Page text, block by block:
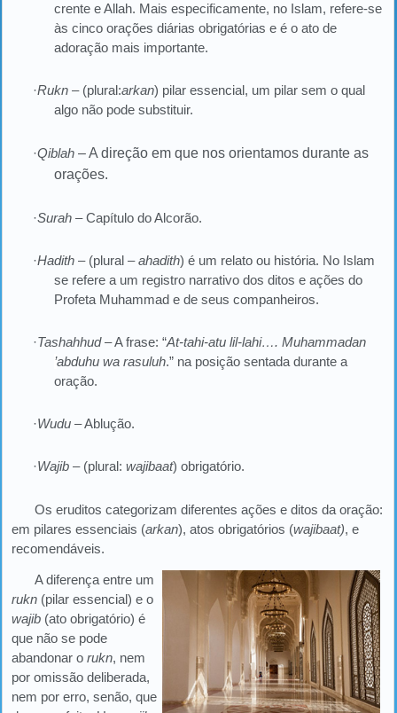
crente e Allah. Mais especificamente, no Islam, refere-se
às cinco orações diárias obrigatórias e é o ato de
adoração mais importante.
·Rukn – (plural:arkan) pilar essencial, um pilar sem o qual
algo não pode substituir.
·Qiblah –A direção em que nos orientamos durante as
orações.
·Surah – Capítulo do Alcorão.
·Hadith – (plural –ahadith) é um relato ou história. No Islam
se refere a um registro narrativo dos ditos e ações do
Profeta Muhammad e de seus companheiros.
·Tashahhud– A frase: “At-tahi-atu lil-lahi…. Muhammadan
’abduhu wa rasuluh.” na posição sentada durante a
oração.
·Wudu – Ablução.
·Wajib – (plural: wajibaat) obrigatório.
Os eruditos categorizam diferentes ações e ditos da oração:
em pilares essenciais (arkan), atos obrigatórios (wajibaat), e
recomendáveis.
A diferença entre um
rukn (pilar essencial) e o
wajib (ato obrigatório) é
que não se pode
abandonar o rukn, nem
por omissão deliberada,
nem por erro, senão, que